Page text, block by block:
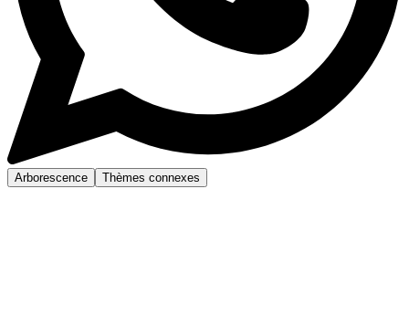
Arborescence Thèmes connexes